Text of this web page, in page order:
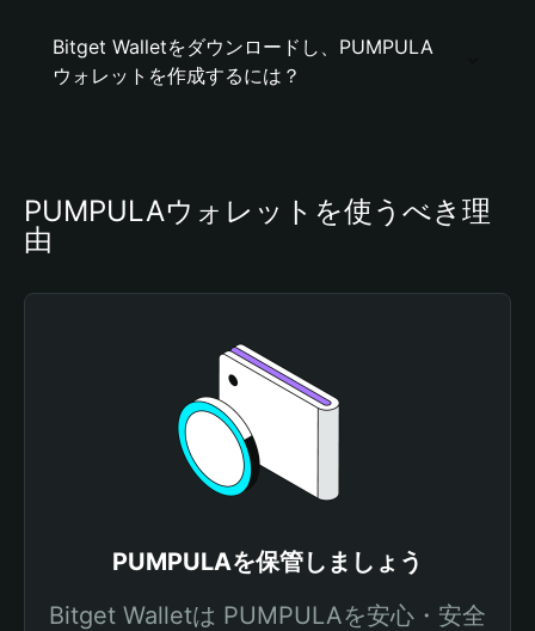
Bitget Walletをダウンロードし、PUMPULA
ウォレットを作成するには？
PUMPULAウォレットを使うべき理
由
PUMPULAを保管しましょう
Bitget Walletは PUMPULAを安心・安全